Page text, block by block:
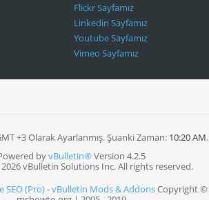
Flickr Sayfamız
Linkedin Sayfamız
Youtube Sayfamız
Vimeo Sayfamız
+3 Olarak Ayarlanmış. Şuanki Zaman: 10:20 AM.
byvBulletin®Version 4.2.5
vBulletin Solutions Inc. All rights reserved.
SEO (Pro)-vBulletin Mods & AddonsCopyright ©